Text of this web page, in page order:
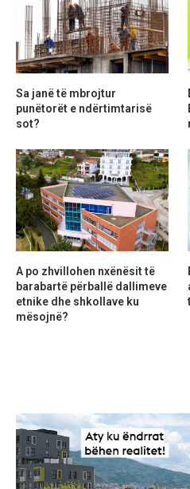
Sa janë të mbrojtur
punëtorët e ndërtimtarisë
sot?
A po zhvillohen nxënësit të
barabartë përballë dallimeve
etnike dhe shkollave ku
mësojnë?